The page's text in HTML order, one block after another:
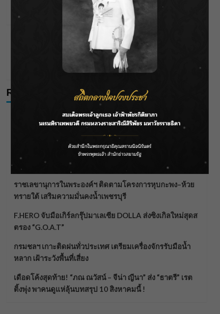
Entertainment
F.HERO จับมือเกิร์ลกรุ๊ปมาเลเซีย DOLLA ส่งซิงเกิล
ใหม่สุดสตรอง “G.O.A.T”
07/08/2026
Recent Posts
กรมชลฯ รับฟังประชาชน ติดตามแก้ปัญหาโครงการประตู
‘แมน การิน’ แชร์ความเชื่อชวนคิด! “อยากกินอะไรหลังจาก
ลาโลกนี้ ให้ใส่บาตรสิ่งนั้นไว้ตอนยังมีชีวิต”
ราชเลขานุการในพระองค์ฯ ติดตามโครงการหุบกะพง–ห้วย
ทรายใต้ เสริมความมั่นคงน้ำเพชรบุรี
F.HERO จับมือเกิร์ลกรุ๊ปมาเลเซีย DOLLA ส่งซิงเกิลใหม่สุดส
ตรอง “G.O.A.T”
กรมชลฯ เกาะติดฝนทั่วประเทศ เตรียมเครื่องจักรรับมือน้ำ
หลาก เฝ้าระวังพื้นที่เสี่ยง
เดือดโค้งสุดท้าย! “ภณ ณวัสน์ – จีน่า ญีนา” ส่ง “ธาตรี” เรต
ติ้งพุ่ง พาคนดูแห่ลุ้นบทสรุป 10 สิงหาคมนี้ !